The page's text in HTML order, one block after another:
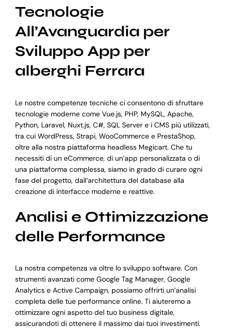
Tecnologie
All’Avanguardia per
Sviluppo App per
alberghi Ferrara
Le nostre competenze tecniche ci consentono di sfruttare
tecnologie moderne come Vue.js, PHP, MySQL, Apache,
Python, Laravel, Nuxt.js, C#, SQL Server e i CMS più utilizzati,
tra cui WordPress, Strapi, WooCommerce e PrestaShop,
oltre alla nostra piattaforma headless Megicart. Che tu
necessiti di un eCommerce, di un’app personalizzata o di
una piattaforma complessa, siamo in grado di curare ogni
fase del progetto, dall’architettura del database alla
creazione di interfacce moderne e reattive.
Analisi e Ottimizzazione
delle Performance
La nostra competenza va oltre lo sviluppo software. Con
strumenti avanzati come Google Tag Manager, Google
Analytics e Active Campaign, possiamo offrirti un’analisi
completa delle tue performance online. Ti aiuteremo a
ottimizzare ogni aspetto del tuo business digitale,
assicurandoti di ottenere il massimo dai tuoi investimenti.